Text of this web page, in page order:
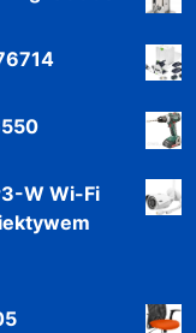
W Wi-Fi